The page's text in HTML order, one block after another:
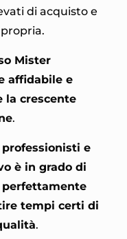
di acquisto e
Mister
affidabile e
la crescente
.
e
è in grado di
tempi certi di
.